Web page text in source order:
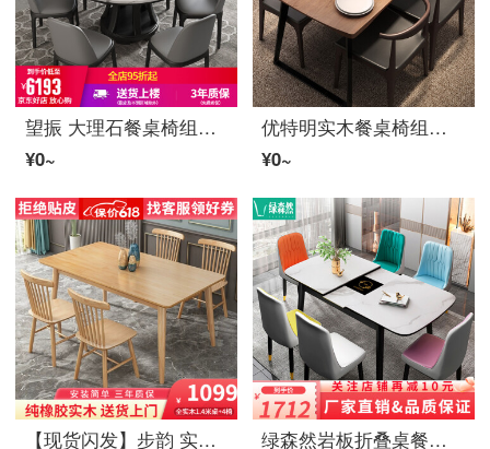
望振 大理石餐桌椅组合北欧实木岩板餐桌现代シンプル吃饭圆テーブル 1.35米+6椅(带转盘)
¥0~
优特明实木餐桌椅组合现代シンプル小户型北欧风长方形饭桌网红ins家用家具 140*70*75cm木板5公分+4把チェア
¥0~
【现货闪发】步韵 实木餐桌椅组合橡胶木餐桌北欧轻奢テーブル现代シンプル长方形日式テーブル 全实木组合140*80cm+4温莎椅【限量特价款】
绿森然岩板折叠桌餐桌椅组合家用饭桌电磁炉小户型可伸缩现代シンプル长方形实木餐桌 【无炉】90展开120*70岩板单桌